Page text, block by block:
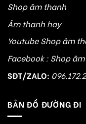
Shop âm thanh
Âm thanh hay
Youtube Shop âm
Facebook : Shop
SĐT/ZALO:
BẢN ĐỒ ĐƯỜNG ĐI